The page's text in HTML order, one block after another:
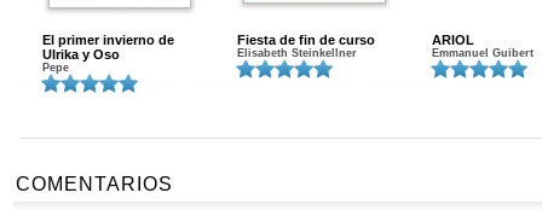
El primer invierno de
Ulrika y Oso
Pepe
Fiesta de fin de curso
Elisabeth Steinkellner
ARIOL
Emmanuel Guibert
COMENTARIOS